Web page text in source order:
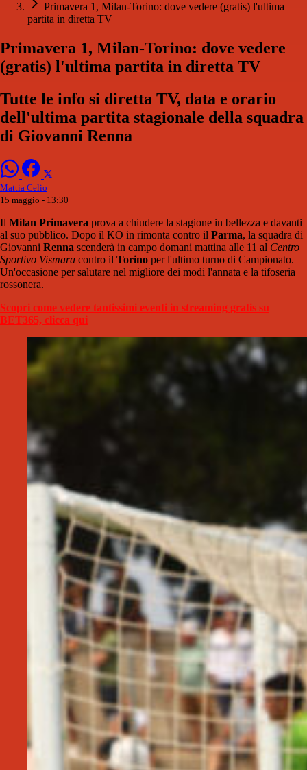
Primavera 1, Milan-Torino: dove vedere (gratis) l'ultima
partita in diretta TV
Primavera 1, Milan-Torino: dove vedere
(gratis) l'ultima partita in diretta TV
Tutte le info si diretta TV, data e orario
dell'ultima partita stagionale della squadra
di Giovanni Renna
Mattia Celio
15 maggio - 13:30
Il Milan Primavera prova a chiudere la stagione in bellezza e davanti
al suo pubblico. Dopo il KO in rimonta contro il Parma, la squadra di
Giovanni Renna scenderà in campo domani mattina alle 11 al Centro
Sportivo Vismara contro il Torino per l'ultimo turno di Campionato.
Un'occasione per salutare nel migliore dei modi l'annata e la tifoseria
rossonera.
Scopri come vedere tantissimi eventi in streaming gratis su
BET365, clicca qui